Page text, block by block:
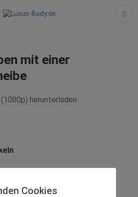
mit einer
herunterladen
Cookies